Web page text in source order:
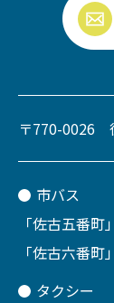
〒770-0026
市バス
「佐古五番
「佐古六番
タクシー